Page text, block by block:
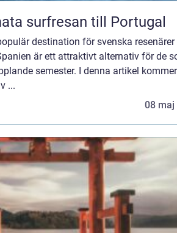
surfresan till Portugal
destination för svenska resenärer
är ett attraktivt alternativ för de
semester. I denna artikel
...
08 maj